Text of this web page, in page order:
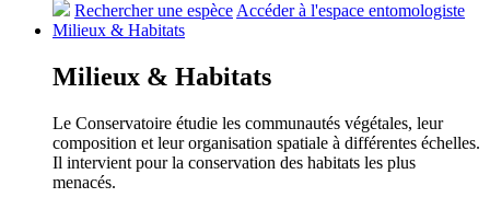
Rechercher une espèce Accéder à l'espace entomologiste
Milieux & Habitats
Milieux & Habitats
Le Conservatoire étudie les communautés végétales, leur
composition et leur organisation spatiale à différentes échelles.
Il intervient pour la conservation des habitats les plus
menacés.